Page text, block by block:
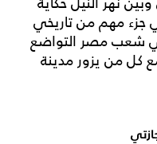
جزء مهم من تاريخي
شعب مصر التواضع
كل من يزور مدينة